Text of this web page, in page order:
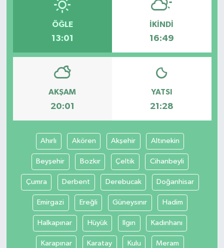
ÖĞLE
13:01
İKINDI
16:49
AKŞAM
20:01
YATSI
21:28
Ahırlı Akören Akşehir Altınekin
Beyşehir Bozkır Çeltik Cihanbeyli
Çumra Derbent Derebucak Doğanhisar
Emirgazi Ereğli Güneysınır Hadim
Halkapınar Hüyük Ilgın Kadınhanı
Karapınar Karatay Kulu Meram